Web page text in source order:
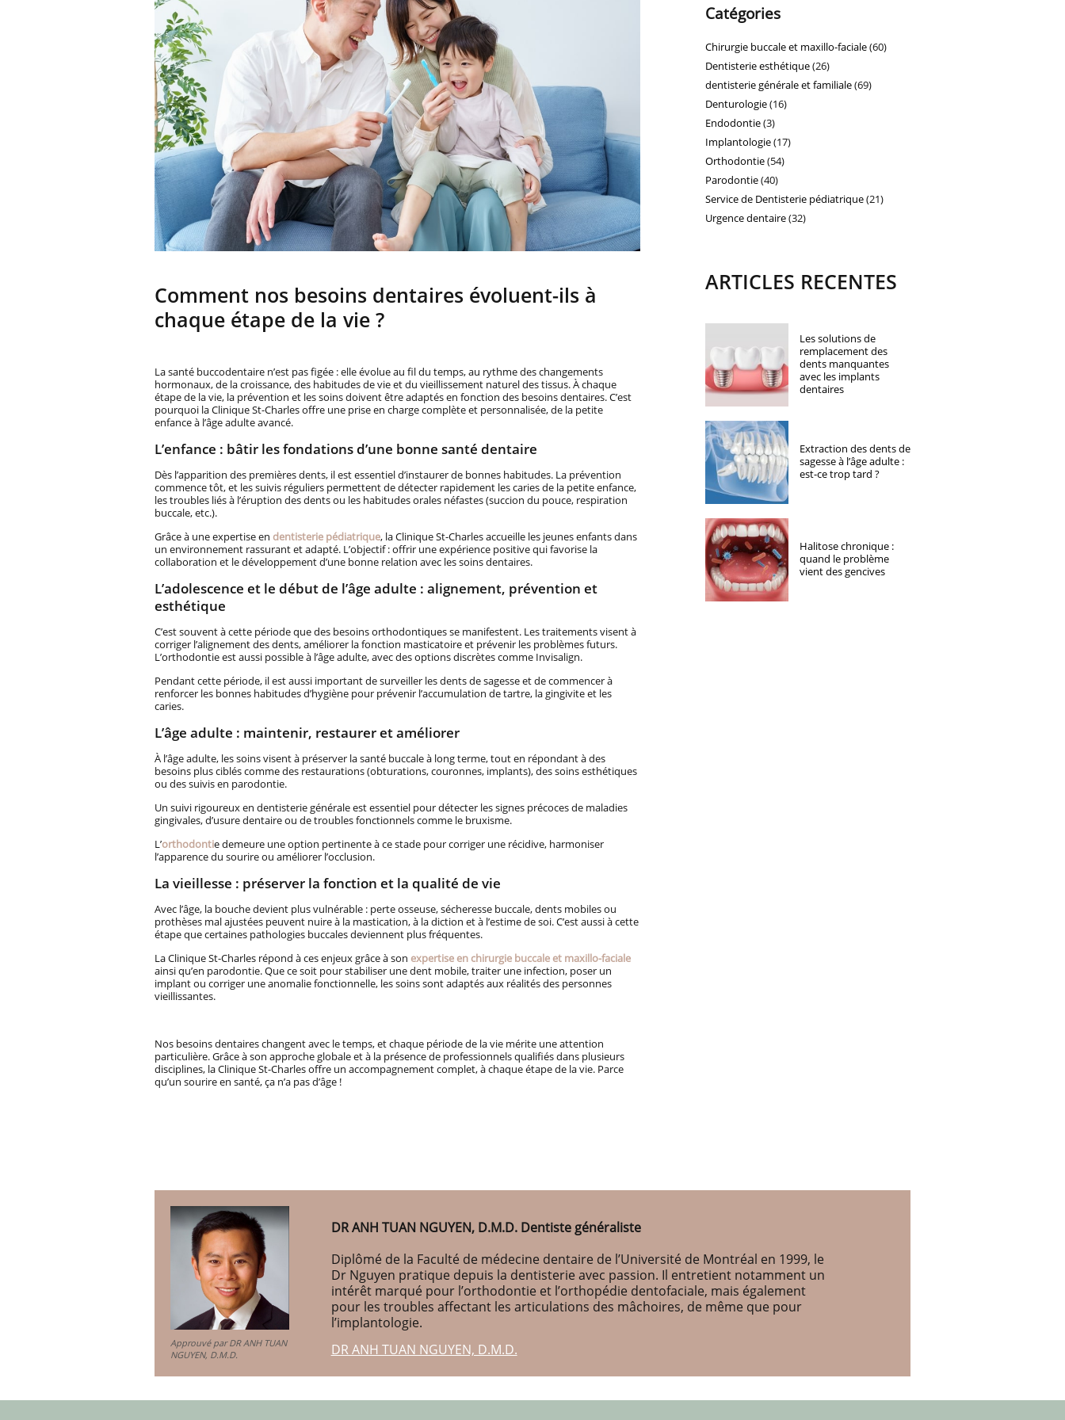
Comment nos besoins dentaires évoluent-ils à
chaque étape de la vie ?
La santé buccodentaire n’est pas figée : elle évolue au fil du temps, au rythme des changements
hormonaux, de la croissance, des habitudes de vie et du vieillissement naturel des tissus. À chaque
étape de la vie, la prévention et les soins doivent être adaptés en fonction des besoins dentaires. C’est
pourquoi la Clinique St-Charles offre une prise en charge complète et personnalisée, de la petite
enfance à l’âge adulte avancé.
L’enfance : bâtir les fondations d’une bonne santé dentaire
Dès l’apparition des premières dents, il est essentiel d’instaurer de bonnes habitudes. La prévention
commence tôt, et les suivis réguliers permettent de détecter rapidement les caries de la petite enfance,
les troubles liés à l’éruption des dents ou les habitudes orales néfastes (succion du pouce, respiration
buccale, etc.).
Grâce à une expertise en dentisterie pédiatrique, la Clinique St-Charles accueille les jeunes enfants dans
un environnement rassurant et adapté. L’objectif : offrir une expérience positive qui favorise la
collaboration et le développement d’une bonne relation avec les soins dentaires.
L’adolescence et le début de l’âge adulte : alignement, prévention et
esthétique
C’est souvent à cette période que des besoins orthodontiques se manifestent. Les traitements visent à
corriger l’alignement des dents, améliorer la fonction masticatoire et prévenir les problèmes futurs.
L’orthodontie est aussi possible à l’âge adulte, avec des options discrètes comme Invisalign.
Pendant cette période, il est aussi important de surveiller les dents de sagesse et de commencer à
renforcer les bonnes habitudes d’hygiène pour prévenir l’accumulation de tartre, la gingivite et les
caries.
L’âge adulte : maintenir, restaurer et améliorer
À l’âge adulte, les soins visent à préserver la santé buccale à long terme, tout en répondant à des
besoins plus ciblés comme des restaurations (obturations, couronnes, implants), des soins esthétiques
ou des suivis en parodontie.
Un suivi rigoureux en dentisterie générale est essentiel pour détecter les signes précoces de maladies
gingivales, d’usure dentaire ou de troubles fonctionnels comme le bruxisme.
L’orthodontie demeure une option pertinente à ce stade pour corriger une récidive, harmoniser
l’apparence du sourire ou améliorer l’occlusion.
La vieillesse : préserver la fonction et la qualité de vie
Avec l’âge, la bouche devient plus vulnérable : perte osseuse, sécheresse buccale, dents mobiles ou
prothèses mal ajustées peuvent nuire à la mastication, à la diction et à l’estime de soi. C’est aussi à cette
étape que certaines pathologies buccales deviennent plus fréquentes.
La Clinique St-Charles répond à ces enjeux grâce à son expertise en chirurgie buccale et maxillo-faciale
ainsi qu’en parodontie. Que ce soit pour stabiliser une dent mobile, traiter une infection, poser un
implant ou corriger une anomalie fonctionnelle, les soins sont adaptés aux réalités des personnes
vieillissantes.
Nos besoins dentaires changent avec le temps, et chaque période de la vie mérite une attention
particulière. Grâce à son approche globale et à la présence de professionnels qualifiés dans plusieurs
disciplines, la Clinique St-Charles offre un accompagnement complet, à chaque étape de la vie. Parce
qu’un sourire en santé, ça n’a pas d’âge !
Catégories
Chirurgie buccale et maxillo-faciale(60)
Dentisterie esthétique(26)
dentisterie générale et familiale(69)
Denturologie(16)
Endodontie(3)
Implantologie(17)
Orthodontie(54)
Parodontie(40)
Service de Dentisterie pédiatrique(21)
Urgence dentaire(32)
ARTICLES RECENTES
Les solutions de
remplacement des
dents manquantes
avec les implants
dentaires
Extraction des dents de
sagesse à l’âge adulte :
est-ce trop tard ?
Halitose chronique :
quand le problème
vient des gencives
Approuvé par DR ANH TUAN
NGUYEN, D.M.D.
DR ANH TUAN NGUYEN, D.M.D. Dentiste généraliste
Diplômé de la Faculté de médecine dentaire de l’Université de Montréal en 1999, le
Dr Nguyen pratique depuis la dentisterie avec passion. Il entretient notamment un
intérêt marqué pour l’orthodontie et l’orthopédie dentofaciale, mais également
pour les troubles affectant les articulations des mâchoires, de même que pour
l’implantologie.
DR ANH TUAN NGUYEN, D.M.D.